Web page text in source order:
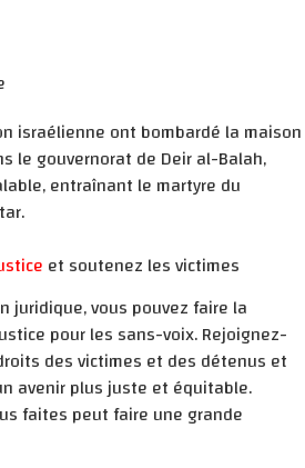
israélienne ont bombardé la maison
le gouvernorat de Deir al-Balah,
entraînant le martyre du
et soutenez les victimes
juridique, vous pouvez faire la
pour les sans-voix. Rejoignez-
des victimes et des détenus et
avenir plus juste et équitable.
faites peut faire une grande